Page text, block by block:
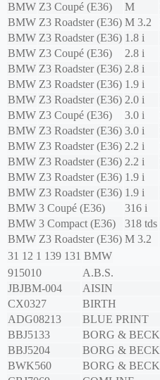
BMW Z3 Coupé (E36) M
BMW Z3 Roadster (E36) M 3.2
BMW Z3 Roadster (E36) 1.8 i
BMW Z3 Coupé (E36) 2.8 i
BMW Z3 Roadster (E36) 2.8 i
BMW Z3 Roadster (E36) 1.9 i
BMW Z3 Roadster (E36) 2.0 i
BMW Z3 Coupé (E36) 3.0 i
BMW Z3 Roadster (E36) 3.0 i
BMW Z3 Roadster (E36) 2.2 i
BMW Z3 Roadster (E36) 2.2 i
BMW Z3 Roadster (E36) 1.9 i
BMW Z3 Roadster (E36) 1.9 i
BMW 3 Coupé (E36) 316 i
BMW 3 Compact (E36) 318 tds
BMW Z3 Roadster (E36) M 3.2
31 12 1 139 131 BMW
915010
A.B.S.
JBJBM-004
AISIN
CX0327
BIRTH
ADG08213
BLUE PRINT
BBJ5133
BORG & BECK
BBJ5204
BORG & BECK
BWK560
BORG & BECK